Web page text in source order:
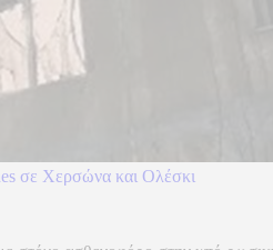
σε Χερσώνα και Ολέσκι